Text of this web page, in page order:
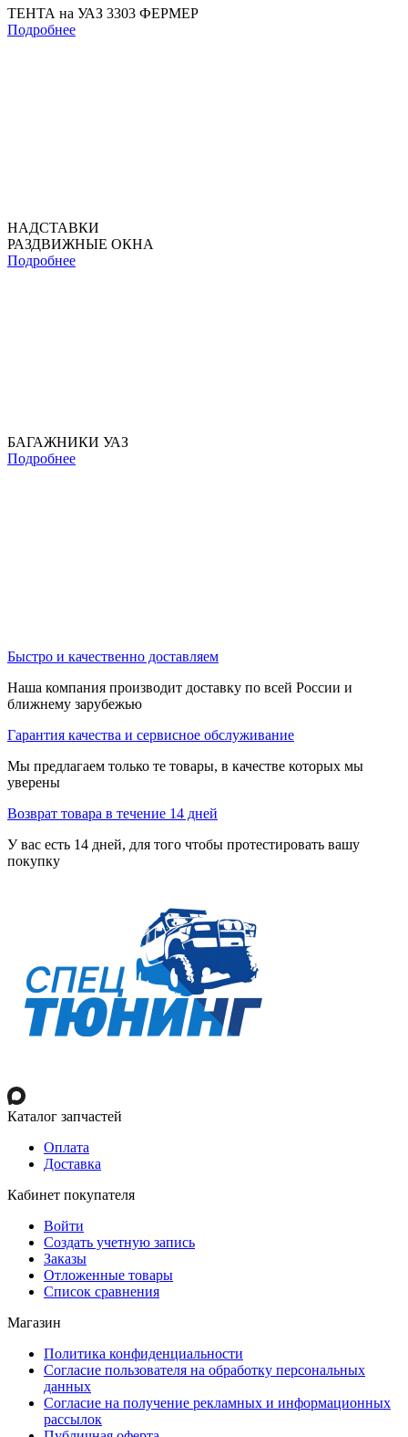
ТЕНТА на УАЗ 3303 ФЕРМЕР
Подробнее
НАДСТАВКИ
РАЗДВИЖНЫЕ ОКНА
Подробнее
БАГАЖНИКИ УАЗ
Подробнее
Быстро и качественно доставляем
Наша компания производит доставку по всей России и
ближнему зарубежью
Гарантия качества и сервисное обслуживание
Мы предлагаем только те товары, в качестве которых мы
уверены
Возврат товара в течение 14 дней
У вас есть 14 дней, для того чтобы протестировать вашу
покупку
Каталог запчастей
Оплата
Доставка
Кабинет покупателя
Войти
Создать учетную запись
Заказы
Отложенные товары
Список сравнения
Магазин
Политика конфиденциальности
Согласие пользователя на обработку персональных
данных
Согласие на получение рекламных и информационных
рассылок